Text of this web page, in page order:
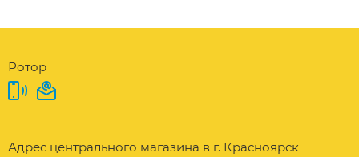
Ротор
Адрес центрального магазина в г. Красноярск